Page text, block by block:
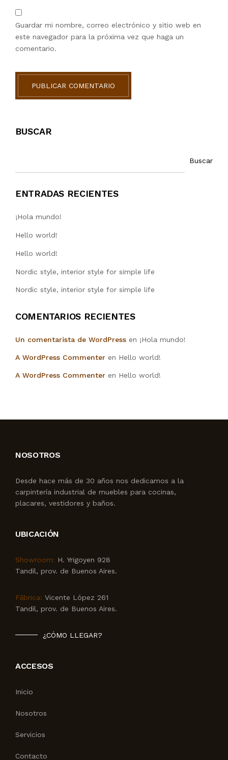
Guardar mi nombre, correo electrónico y sitio web en
este navegador para la próxima vez que haga un
comentario.
PUBLICAR COMENTARIO
BUSCAR
Buscar
ENTRADAS RECIENTES
¡Hola mundo!
Hello world!
Hello world!
Nordic style, interior style for simple life
Nordic style, interior style for simple life
COMENTARIOS RECIENTES
Un comentarista de WordPress en ¡Hola mundo!
A WordPress Commenter en Hello world!
A WordPress Commenter en Hello world!
NOSOTROS
Desde hace más de 30 años nos dedicamos a la
carpintería industrial de muebles para cocinas,
placares, vestidores y baños.
UBICACIÓN
Showroom: H. Yrigoyen 928
Tandil, prov. de Buenos Aires.
Fábrica: Vicente López 261
Tandil, prov. de Buenos Aires.
¿CÓMO LLEGAR?
ACCESOS
Inicio
Nosotros
Servicios
Contacto